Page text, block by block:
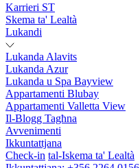
Karrieri ST
Skema ta' Lealtà
Lukandi
Lukanda Alavits
Lukanda Azur
Lukanda u Spa Bayview
Appartamenti Blubay
Appartamenti Valletta View
Il-Blogg Tagħna
Avvenimenti
Ikkuntattjana
Check-in tal-Iskema ta' Lealtà